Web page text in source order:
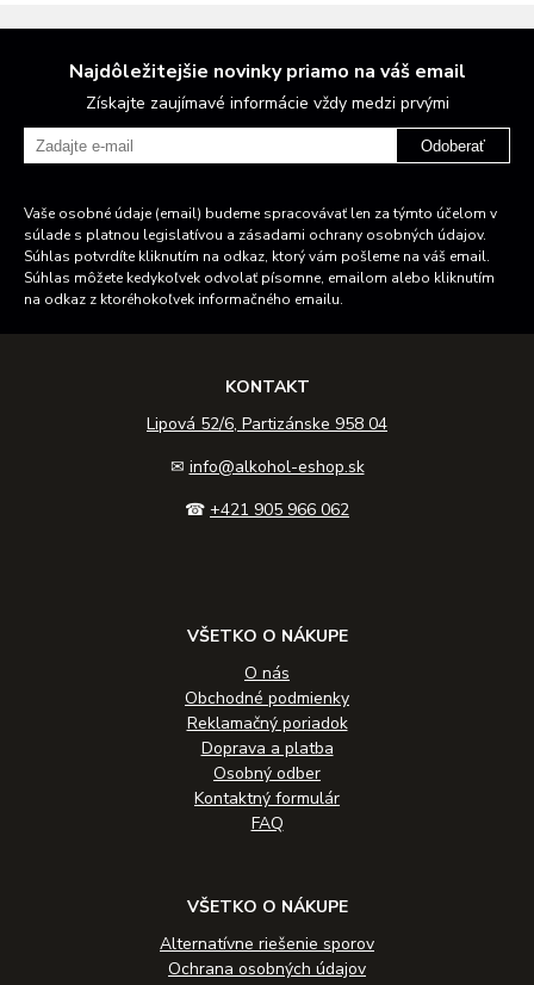
Najdôležitejšie novinky priamo na váš email
Získajte zaujímavé informácie vždy medzi prvými
Odoberať
Vaše osobné údaje (email) budeme spracovávať len za týmto účelom v
súlade s platnou legislatívou a zásadami ochrany osobných údajov.
Súhlas potvrdíte kliknutím na odkaz, ktorý vám pošleme na váš email.
Súhlas môžete kedykoľvek odvolať písomne, emailom alebo kliknutím
na odkaz z ktoréhokoľvek informačného emailu.
KONTAKT
Lipová 52/6, Partizánske 958 04
✉ info@alkohol-eshop.sk
☎ +421 905 966 062
VŠETKO O NÁKUPE
O nás
Obchodné podmienky
Reklamačný poriadok
Doprava a platba
Osobný odber
Kontaktný formulár
FAQ
VŠETKO O NÁKUPE
Alternatívne riešenie sporov
Ochrana osobných údajov